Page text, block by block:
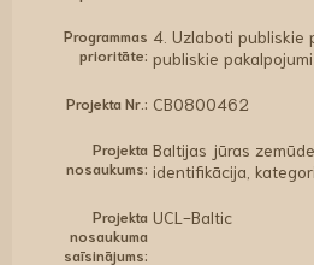
Programmas
prioritāte:
4. Uzlaboti publiskie
publiskie
Projekta Nr.: CB0800462
Projekta
nosaukums:
Baltijas jūras
identifikācija,
Projekta
nosaukuma
saīsinājums:
UCL-Baltic